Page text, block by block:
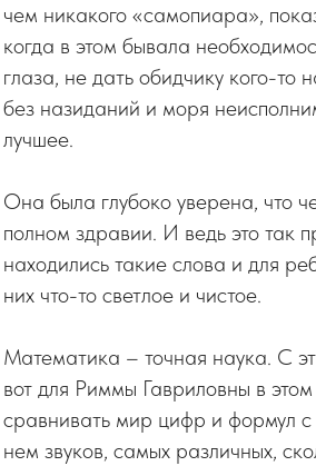
чем никакого «самопиара»,
когда в этом бывала
глаза, не дать обидчику кого-
без назиданий и моря
лучшее.
Она была глубоко уверена, что
полном здравии. И ведь это так
находились такие слова и для
них что-то светлое и чистое.
Математика – точная наука. С
вот для Риммы Гавриловны в
сравнивать мир цифр и формул
нем звуков, самых различных,